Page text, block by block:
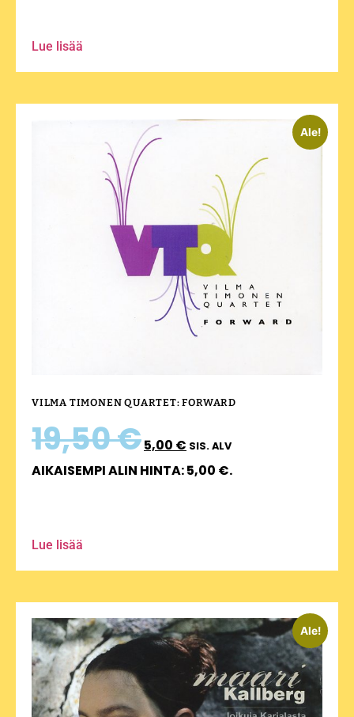
Lue lisää
Ale!
VILMA TIMONEN QUARTET: FORWARD
19,50€5,00 € SIS. ALV
AIKAISEMPI ALIN HINTA:5,00 €.
Lue lisää
Ale!